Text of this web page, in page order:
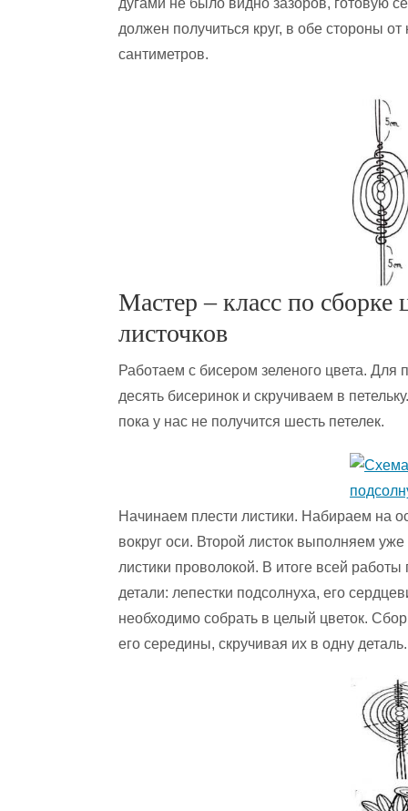
дугами не было видно зазоров, готовую
должен получиться круг, в обе стороны от
сантиметров.
Мастер – класс по сборке
листочков
Работаем с бисером зеленого цвета. Для
десять бисеринок и скручиваем в
пока у нас не получится шесть петелек.
Начинаем плести листики. Набираем на
вокруг оси. Второй листок выполняем
листики проволокой. В итоге всей
детали: лепестки подсолнуха, его
необходимо собрать в целый цветок.
его середины, скручивая их в одну деталь.